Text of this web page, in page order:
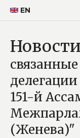
EN
Новости
151-й
(Женева)"